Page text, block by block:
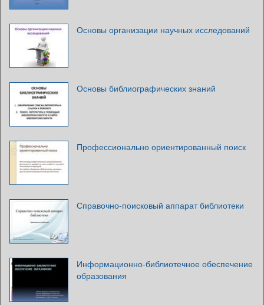
Основы организации научных исследований
Основы библиографических знаний
Профессионально ориентированный поиск
Справочно-поисковый аппарат библиотеки
Информационно-библиотечное обеспечение
образования